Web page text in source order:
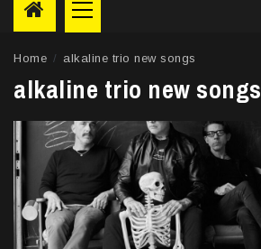
Primary
Menu
Home alkaline trio new songs
alkaline trio new songs